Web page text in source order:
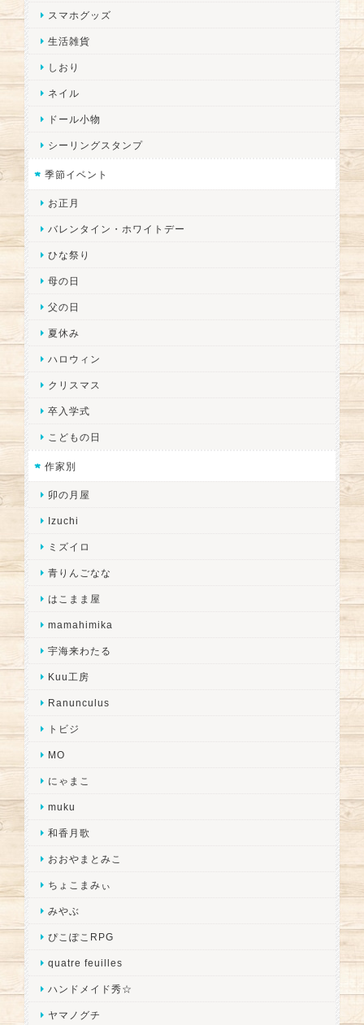
スマホグッズ
生活雑貨
しおり
ネイル
ドール小物
シーリングスタンプ
季節イベント
お正月
バレンタイン・ホワイトデー
ひな祭り
母の日
父の日
夏休み
ハロウィン
クリスマス
卒入学式
こどもの日
作家別
卯の月屋
Izuchi
ミズイロ
青りんごなな
はこまま屋
mamahimika
宇海来わたる
Kuu工房
Ranunculus
トビジ
MO
にゃまこ
muku
和香月歌
おおやまとみこ
ちょこまみぃ
みやぶ
ぴこぽこRPG
quatre feuilles
ハンドメイド秀☆
ヤマノグチ